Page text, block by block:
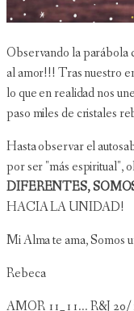
Observando la parábola
al amor!!! Tras nuestro
lo que en realidad nos
paso miles de cristales
Hasta observar el
por ser "más espiritual",
DIFERENTES,
HACIA LA UNIDAD!
Mi Alma te ama, Somos
Rebeca
AMOR 11_11... R&J